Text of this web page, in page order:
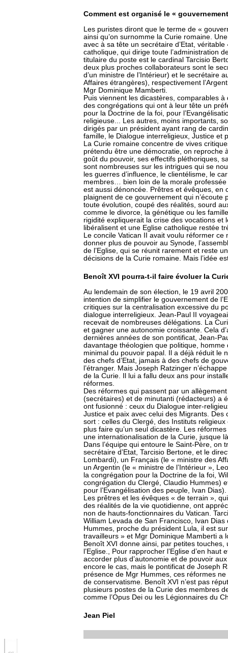
Comment est organisé le «
Les puristes diront que le terme de «
ainsi qu’on surnomme la Curie romaine.
avec à sa tête un secrétaire d’Etat, véritable
catholique, qui dirige toute l’administration
titulaire du poste est le cardinal Tarcisio
deux plus proches collaborateurs sont le
d’un ministre de l’Intérieur) et le secrétaire
Affaires étrangères), respectivement
Mgr Dominique Mamberti.
Puis viennent les dicastères, comparables
des congrégations qui ont à leur tête un
pour la Doctrine de la foi, pour
religieuse... Les autres, moins importants,
dirigés par un président ayant rang de
famille, le Dialogue interreligieux, Justice et
La Curie romaine concentre de vives
prétendu être une démocratie, on reproche
goût du pouvoir, ses effectifs pléthoriques,
sont nombreuses sur les intrigues qui se
les guerres d’influence, le clientélisme, le
membres… bien loin de la morale professée
est aussi dénoncée. Prêtres et évêques, en
plaignent de ce gouvernement qui n’écoute
toute évolution, coupé des réalités, sourd
comme le divorce, la génétique ou les
rigidité expliquerait la crise des vocations et
libéralisent et une Eglise catholique restée
Le concile Vatican II avait voulu réformer
donner plus de pouvoir au Synode,
de l’Eglise, qui se réunit rarement et reste
décisions de la Curie romaine. Mais l’idée
Benoît XVI pourra-t-il faire évoluer la
Au lendemain de son élection, le 19 avril
intention de simplifier le gouvernement de
critiques sur la centralisation excessive du
dialogue interreligieux. Jean-Paul II
recevait de nombreuses délégations. La
et gagner une autonomie croissante. Cela
dernières années de son pontificat, Jean-
davantage théologien que politique,
minimal du pouvoir papal. Il a déjà réduit le
des chefs d’Etat, jamais à des chefs de
l’étranger. Mais Joseph Ratzinger
de la Curie. Il lui a fallu deux ans pour
réformes.
Des réformes qui passent par un
(secrétaires) et de minutanti (rédacteurs) a
ont fusionné : ceux du Dialogue inter-
Justice et paix avec celui des Migrants.
sort : celles du Clergé, des Instituts
plus faire qu’un seul dicastère. Les
une internationalisation de la Curie, jusque
Dans l’équipe qui entoure le Saint-Père, on
secrétaire d’Etat, Tarcisio Bertone, et le
Lombardi), un Français (le « ministre des
un Argentin (le « ministre de l’Intérieur »,
la congrégation pour la Doctrine de la foi,
congrégation du Clergé, Claudio Hummes)
pour l’Evangélisation des peuple, Ivan Dias).
Les prêtres et les évêques « de terrain »,
des réalités de la vie quotidienne, ont
non de hauts-fonctionnaires du Vatican.
William Levada de San Francisco, Ivan
Hummes, proche du président Lula, il est
travailleurs » et Mgr Dominique Mamberti a
Benoît XVI donne ainsi, par petites
l’Eglise., Pour rapprocher l’Eglise d’en haut
accorder plus d’autonomie et de pouvoir
encore le cas, mais le pontificat de Joseph
présence de Mgr Hummes, ces réformes
de conservatisme. Benoît XVI n’est pas
plusieurs postes de la Curie des membres
comme l’Opus Dei ou les Légionnaires du
Jean Piel